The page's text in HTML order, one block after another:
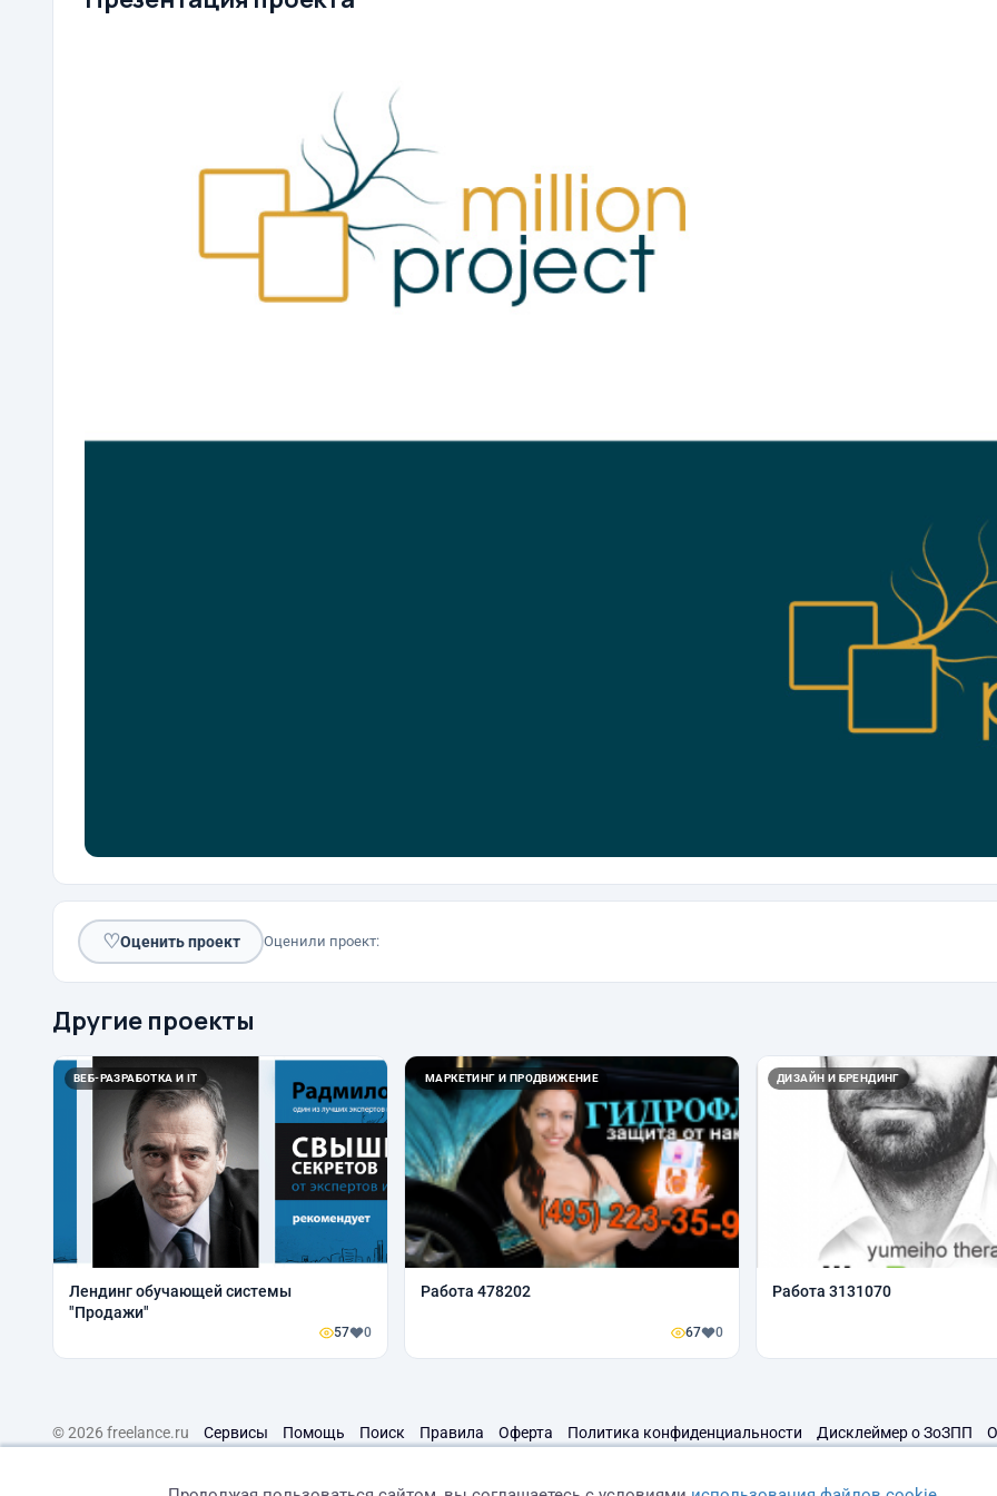
♡Оценить проект Оценили проект:
Другие проекты
ВЕБ-РАЗРАБОТКА И IT
Лендинг обучающей системы
"Продажи"
57 0
МАРКЕТИНГ И ПРОДВИЖЕНИЕ
Работа 478202
67 0
ДИЗАЙН И БРЕНДИНГ
Работа 3131070
© 2026 freelance.ru Сервисы Помощь Поиск Правила Оферта Политика конфиденциальности Дисклеймер о ЗоЗПП